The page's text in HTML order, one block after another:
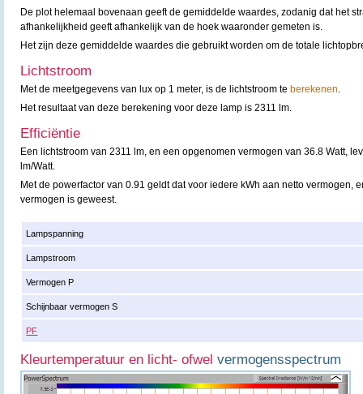
De plot helemaal bovenaan geeft de gemiddelde waardes, zodanig dat het
afhankelijkheid geeft afhankelijk van de hoek waaronder gemeten is.
Het zijn deze gemiddelde waardes die gebruikt worden om de totale
Lichtstroom
Met de meetgegevens van lux op 1 meter, is de lichtstroom te berekenen.
Het resultaat van deze berekening voor deze lamp is 2311 lm.
Efficiëntie
Een lichtstroom van 2311 lm, en een opgenomen vermogen van 36.8 Watt,
lm/Watt.
Met de powerfactor van 0.91 geldt dat voor iedere kWh aan netto vermogen,
vermogen is geweest.
Lampspanning
Lampstroom
Vermogen P
Schijnbaar vermogen S
PF
Kleurtemperatuur en licht- ofwel vermogensspectrum